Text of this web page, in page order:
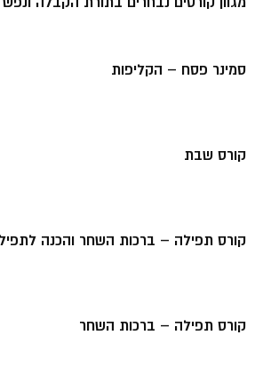
סמינר פסח – הקליפות
קורס שבת
קורס תפילה – ברכות השחר והכנה
קורס תפילה – ברכות השחר